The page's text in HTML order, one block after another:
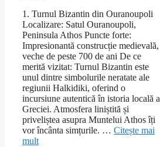
1. Turnul Bizantin din Ouranoupoli
Localizare: Satul Ouranoupoli,
Peninsula Athos Puncte forte:
Impresionantă construcție medievală,
veche de peste 700 de ani De ce
merită vizitat: Turnul Bizantin este
unul dintre simbolurile neratate ale
regiunii Halkidiki, oferind o
incursiune autentică în istoria locală a
Greciei. Atmosfera liniștită și
priveliștea asupra Muntelui Athos îți
vor încânta simțurile. … Citește mai
mult